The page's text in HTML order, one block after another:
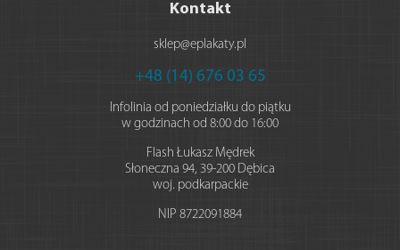
Kontakt
sklep@eplakaty.pl
+48 (14) 676 03 65
Infolinia od poniedziałku do piątku
w godzinach od 8:00 do 16:00
Flash Łukasz Mędrek
Słoneczna 94, 39-200 Dębica
woj. podkarpackie
NIP 8722091884